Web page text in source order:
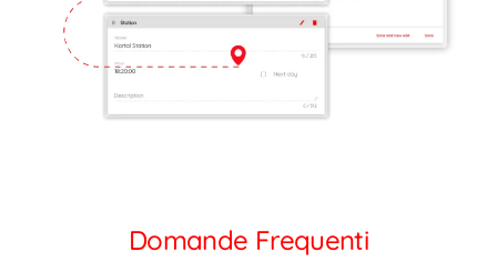
Domande Frequenti